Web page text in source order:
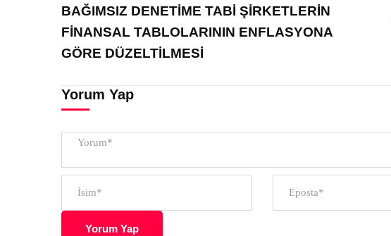
BAĞIMSIZ DENETİME TABİ ŞİRKETLERİN
FİNANSAL TABLOLARININ ENFLASYONA
GÖRE DÜZELTİLMESİ
Yorum Yap